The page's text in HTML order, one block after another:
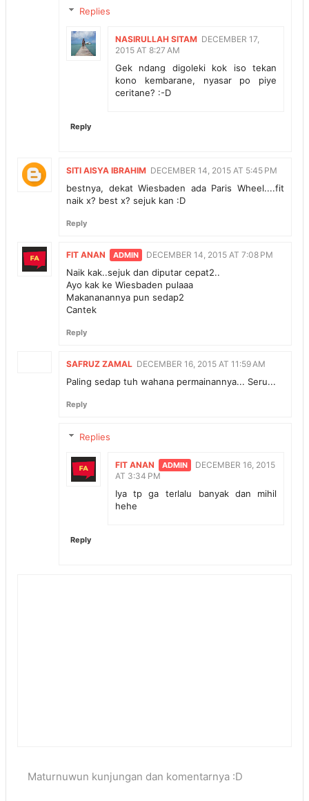
Replies
NASIRULLAH SITAM DECEMBER 17,
2015 AT 8:27 AM
Gek ndang digoleki kok iso tekan
kono kembarane, nyasar po piye
ceritane? :-D
Reply
SITI AISYA IBRAHIM DECEMBER 14, 2015 AT 5:45 PM
bestnya, dekat Wiesbaden ada Paris Wheel....fit
naik x? best x? sejuk kan :D
Reply
FIT ANAN DECEMBER 14, 2015 AT 7:08 PM
Naik kak..sejuk dan diputar cepat2..
Ayo kak ke Wiesbaden pulaaa
Makananannya pun sedap2
Cantek
Reply
SAFRUZ ZAMAL DECEMBER 16, 2015 AT 11:59 AM
Paling sedap tuh wahana permainannya... Seru...
Reply
Replies
FIT ANAN
DECEMBER 16, 2015
AT 3:34 PM
Iya tp ga terlalu banyak dan mihil
hehe
Reply
Maturnuwun kunjungan dan komentarnya :D